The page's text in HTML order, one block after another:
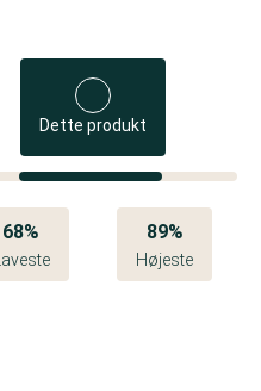
Dette produkt
68%
Laveste
89%
Højeste